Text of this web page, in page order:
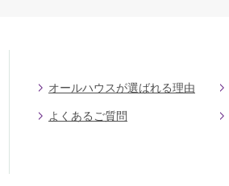
オールハウスが選ばれる理由
よくあるご質問